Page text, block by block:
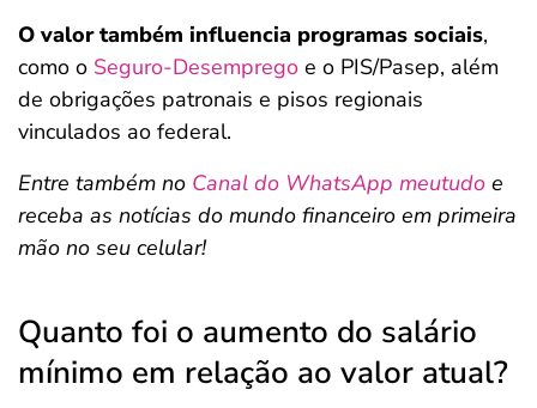
O valor também influencia programas sociais,
como o Seguro-Desemprego e o PIS/Pasep, além
de obrigações patronais e pisos regionais
vinculados ao federal.
Entre também no Canal do WhatsApp meutudo e
receba as notícias do mundo financeiro em primeira
mão no seu celular!
Quanto foi o aumento do salário
mínimo em relação ao valor atual?